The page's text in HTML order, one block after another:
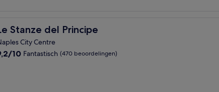
Stanze del Principe
Stanze del Principe
City Centre
10 Fantastisch (470 beoordelingen)